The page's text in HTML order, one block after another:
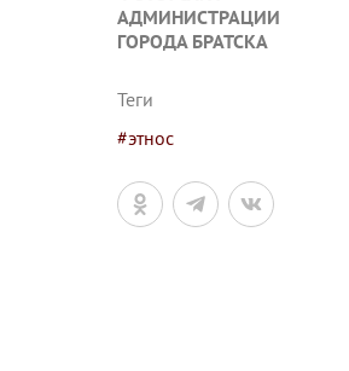
АДМИНИСТРАЦИИ
ГОРОДА БРАТСКА
Теги
#этнос